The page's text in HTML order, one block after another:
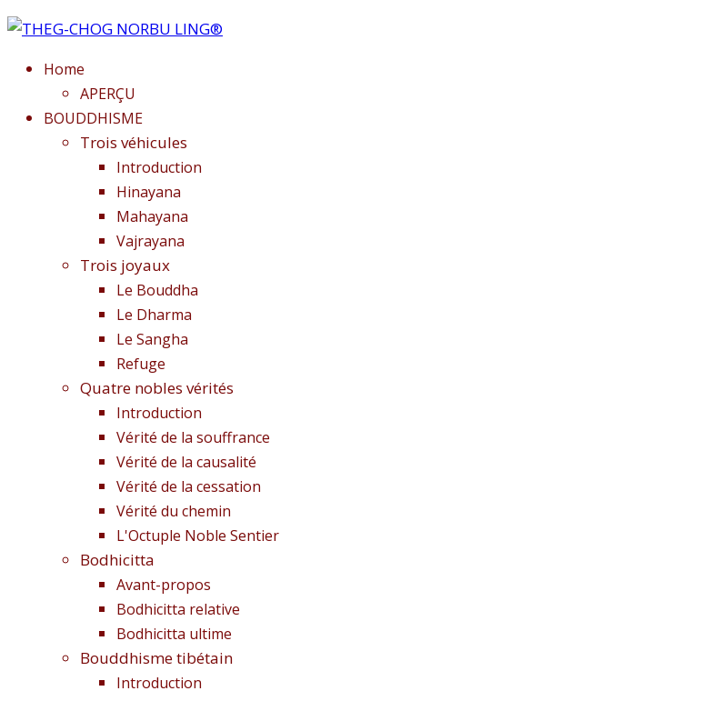
Home
APERÇU
BOUDDHISME
Trois véhicules
Introduction
Hinayana
Mahayana
Vajrayana
Trois joyaux
Le Bouddha
Le Dharma
Le Sangha
Refuge
Quatre nobles vérités
Introduction
Vérité de la souffrance
Vérité de la causalité
Vérité de la cessation
Vérité du chemin
L'Octuple Noble Sentier
Bodhicitta
Avant-propos
Bodhicitta relative
Bodhicitta ultime
Bouddhisme tibétain
Introduction